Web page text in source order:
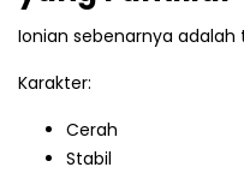
Ionian sebenarnya
Karakter:
Cerah
Stabil